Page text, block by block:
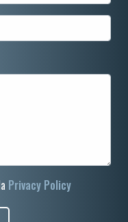
Privacy Policy